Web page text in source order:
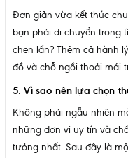
Đơn giản vừa kết thúc
bạn phải di chuyển trong
chen lấn? Thêm cả hành
đồ và chỗ ngồi thoải mái
5. Vì sao nên lựa chọn
Không phải ngẫu nhiên
những đơn vị uy tín và
tưởng nhất. Sau đây là